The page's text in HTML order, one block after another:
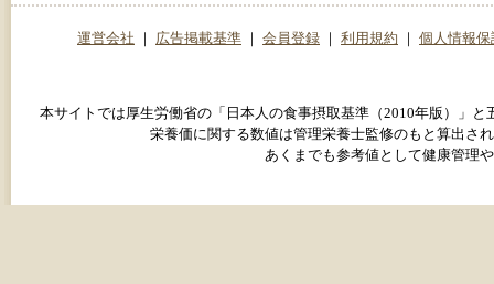
運営会社 広告掲載基準 会員登録 利用規約 個人情報保
本サイトでは厚生労働省の「日本人の食事摂取基準（2010年版）」
栄養価に関する数値は管理栄養士監修のもと算出さ
あくまでも参考値として健康管理